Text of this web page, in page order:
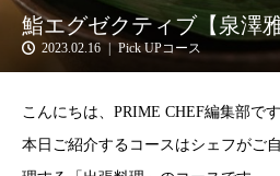
鮨エグゼクティブ【泉澤
2023.02.16 Pick UPコース
こんにちは、PRIME CHEF編集部です
本日ご紹介するコースはシェフがご